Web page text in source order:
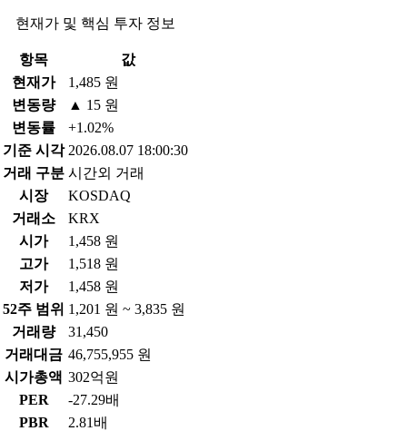
현재가 및 핵심 투자 정보
항목
값
현재가
1,485 원
변동량
▲ 15 원
변동률
+1.02%
기준 시각 2026.08.07 18:00:30
거래 구분 시간외 거래
시장
KOSDAQ
거래소
KRX
시가
1,458 원
고가
1,518 원
저가
1,458 원
52주 범위 1,201 원 ~ 3,835 원
거래량
31,450
거래대금 46,755,955 원
시가총액 302억원
PER
-27.29배
PBR
2.81배